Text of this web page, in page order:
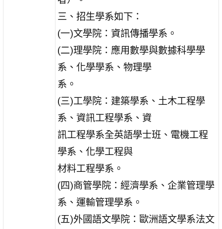
三、招生學系如下：
(一)文學院：資訊傳播學系。
(二)理學院：應用數學與數據科學學
系、化學學系、物理學
系。
(三)工學院：建築學系、土木工程學
系、資訊工程學系、資
訊工程學系全英語學士班、電機工程
學系、化學工程與
材料工程學系。
(四)商管學院：經濟學系、企業管理學
系、運輸管理學系。
(五)外國語文學院：歐洲語文學系法文